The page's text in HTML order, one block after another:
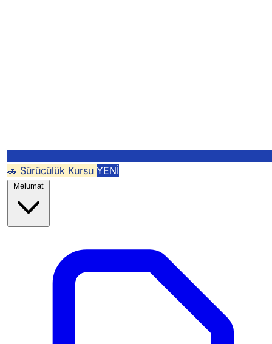
🚗 Sürücülük Kursu YENİ
Məlumat